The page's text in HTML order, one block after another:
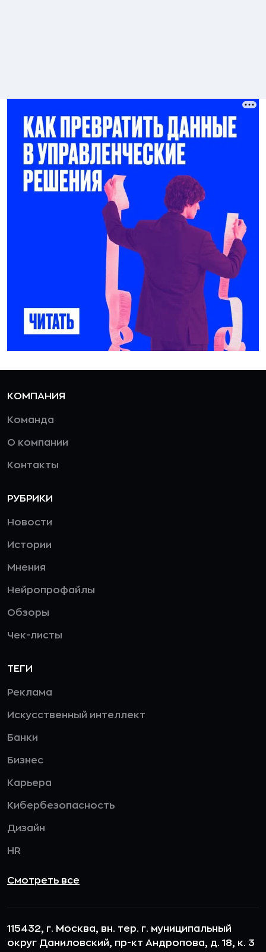
КОМПАНИЯ
Команда
О компании
Контакты
РУБРИКИ
Новости
Истории
Мнения
Нейропрофайлы
Обзоры
Чек-листы
ТЕГИ
Реклама
Искусственный интеллект
Банки
Бизнес
Карьера
Кибербезопасность
Дизайн
HR
Смотреть все
115432, г. Москва, вн. тер. г. муниципальный
округ Даниловский, пр-кт Андропова, д. 18, к. 3